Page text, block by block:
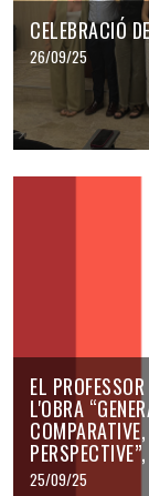
CELEBRACIÓ
26/09/25
EL
L'OBRA
25/09/25